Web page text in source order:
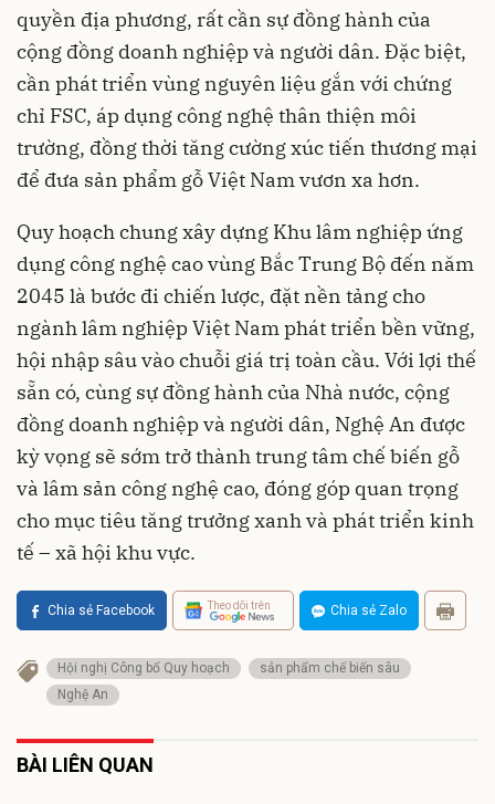
quyền địa phương, rất cần sự đồng hành của
cộng đồng doanh nghiệp và người dân. Đặc biệt,
cần phát triển vùng nguyên liệu gắn với chứng
chỉ FSC, áp dụng công nghệ thân thiện môi
trường, đồng thời tăng cường xúc tiến thương mại
để đưa sản phẩm gỗ Việt Nam vươn xa hơn.
Quy hoạch chung xây dựng Khu lâm nghiệp ứng
dụng công nghệ cao vùng Bắc Trung Bộ đến năm
2045 là bước đi chiến lược, đặt nền tảng cho
ngành lâm nghiệp Việt Nam phát triển bền vững,
hội nhập sâu vào chuỗi giá trị toàn cầu. Với lợi thế
sẵn có, cùng sự đồng hành của Nhà nước, cộng
đồng doanh nghiệp và người dân, Nghệ An được
kỳ vọng sẽ sớm trở thành trung tâm chế biến gỗ
và lâm sản công nghệ cao, đóng góp quan trọng
cho mục tiêu tăng trưởng xanh và phát triển kinh
tế – xã hội khu vực.
Chia sẻ Facebook Theo dõi trên Chia sẻ Zalo
Hội nghị Công bố Quy hoạch
sản phẩm chế biến sâu
Nghệ An
BÀI LIÊN QUAN